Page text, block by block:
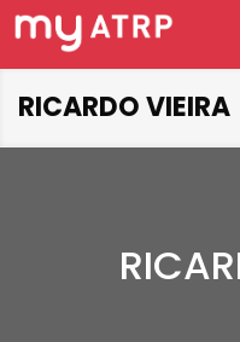
RICARDO VIEIRA